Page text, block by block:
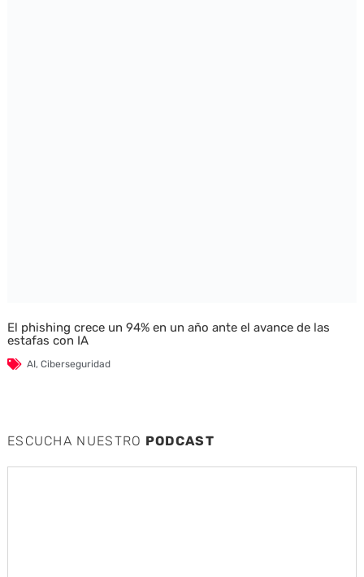
El phishing crece un 94% en un año ante el avance de las
estafas con IA
AI, Ciberseguridad
ESCUCHA NUESTRO PODCAST